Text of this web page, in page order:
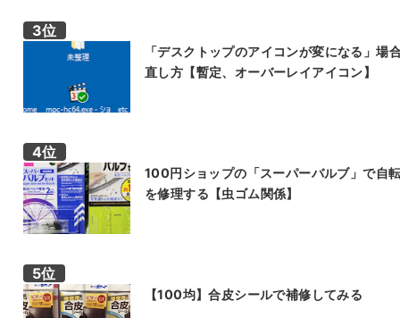
「デスクトップのアイコンが変になる」場
直し方【暫定、オーバーレイアイコン】
100円ショップの「スーパーバルブ」で自
を修理する【虫ゴム関係】
【100均】合皮シールで補修してみる